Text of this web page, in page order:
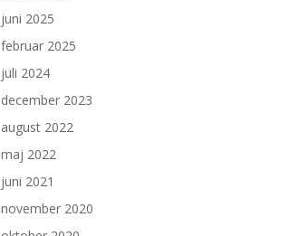
juni 2025
februar 2025
juli 2024
december 2023
august 2022
maj 2022
juni 2021
november 2020